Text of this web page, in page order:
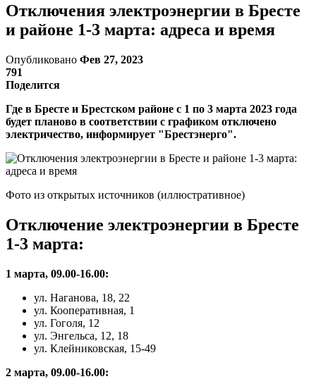
Отключения электроэнергии в Бресте
и районе 1-3 марта: адреса и время
Опубликовано Фев 27, 2023
791
Поделится
Где в Бресте и Брестском районе с 1 по 3 марта 2023 года
будет планово в соответствии с графиком отключено
электричество, информирует "Брестэнерго".
Фото из открытых источников (иллюстративное)
Отключение электроэнергии в Бресте
1-3 марта:
1 марта, 09.00-16.00:
ул. Наганова, 18, 22
ул. Кооперативная, 1
ул. Гоголя, 12
ул. Энгельса, 12, 18
ул. Клейниковская, 15-49
2 марта, 09.00-16.00: